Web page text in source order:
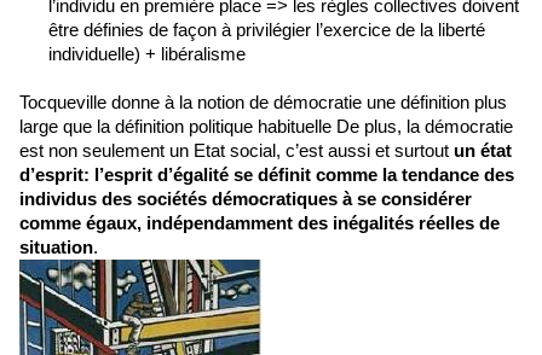
l’individu en première place => les règles collectives doivent
être définies de façon à privilégier l’exercice de la liberté
individuelle) + libéralisme
Tocqueville donne à la notion de démocratie une définition plus
large que la définition politique habituelle De plus, la démocratie
est non seulement un Etat social, c’est aussi et surtout un état
d’esprit: l’esprit d’égalité se définit comme la tendance des
individus des sociétés démocratiques à se considérer
comme égaux, indépendamment des inégalités réelles de
situation.